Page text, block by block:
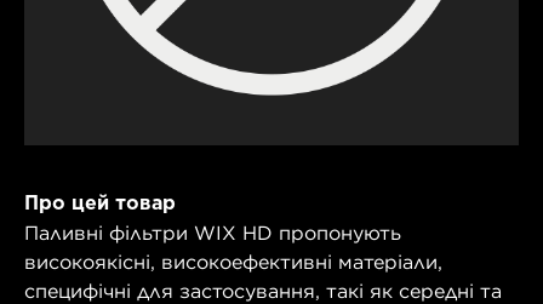
Про цей товар
Паливні фільтри WIX HD пропонують
високоякісні, високоефективні матеріали,
специфічні для застосування, такі як середні та